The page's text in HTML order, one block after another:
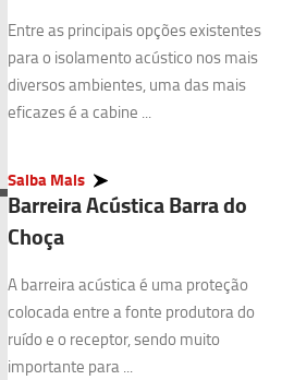
Entre as principais opções existentes
para o isolamento acústico nos mais
diversos ambientes, uma das mais
eficazes é a cabine ...
Saiba Mais
Barreira Acústica Barra do
Choça
A barreira acústica é uma proteção
colocada entre a fonte produtora do
ruído e o receptor, sendo muito
importante para ...